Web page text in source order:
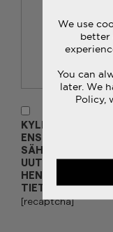
KYLLÄ HALUAN
ENSIMMÄISTEN
UUTUUKSIA.
[recaptcha]
We use
better
You can
later. We
Policy,